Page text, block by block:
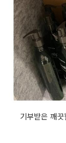
기부받은 깨